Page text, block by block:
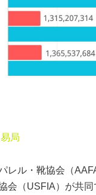
局
レル・靴協会（
会（USFIA）が共